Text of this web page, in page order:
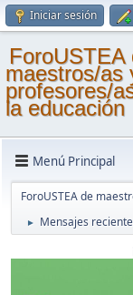
Iniciar sesión
ForoUSTEA
maestros/as
profesores/
la educación
Menú Principal
ForoUSTEA de
► Mensajes